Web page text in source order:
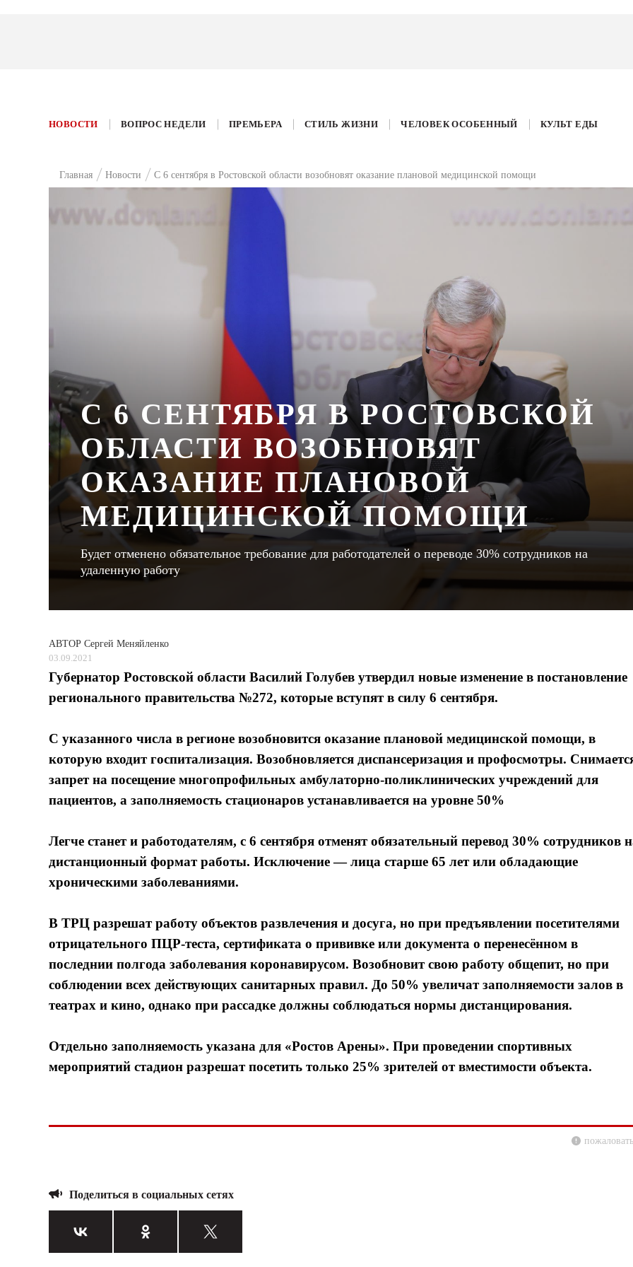
НОВОСТИ ВОПРОС НЕДЕЛИ ПРЕМЬЕРА СТИЛЬ ЖИЗНИ ЧЕЛОВЕК ОСОБЕННЫЙ КУЛЬТ ЕДЫ
Главная Новости С 6 сентября в Ростовской области возобновят оказание плановой медицинской помощи
С 6 СЕНТЯБРЯ В РОСТОВСКОЙ
ОБЛАСТИ ВОЗОБНОВЯТ
ОКАЗАНИЕ ПЛАНОВОЙ
МЕДИЦИНСКОЙ ПОМОЩИ
Будет отменено обязательное требование для работодателей о переводе 30% сотрудников на
удаленную работу
АВТОР Сергей Меняйленко
03.09.2021
Губернатор Ростовской области Василий Голубев утвердил новые изменение в постановление
регионального правительства №272, которые вступят в силу 6 сентября.
С указанного числа в регионе возобновится оказание плановой медицинской помощи, в
которую входит госпитализация. Возобновляется диспансеризация и профосмотры.
запрет на посещение многопрофильных амбулаторно-поликлинических учреждений для
пациентов, а заполняемость стационаров устанавливается на уровне 50%
Легче станет и работодателям, с 6 сентября отменят обязательный перевод 30% сотрудников
дистанционный формат работы. Исключение — лица старше 65 лет или обладающие
хроническими заболеваниями.
В ТРЦ разрешат работу объектов развлечения и досуга, но при предъявлении посетителями
отрицательного ПЦР-теста, сертификата о прививке или документа о перенесённом в
последнии полгода заболевания коронавирусом. Возобновит свою работу общепит, но при
соблюдении всех действующих санитарных правил. До 50% увеличат заполняемости залов в
театрах и кино, однако при рассадке должны соблюдаться нормы дистанцирования.
Отдельно заполняемость указана для «Ростов Арены». При проведении спортивных
мероприятий стадион разрешат посетить только 25% зрителей от вместимости объекта.
Поделиться в социальных сетях